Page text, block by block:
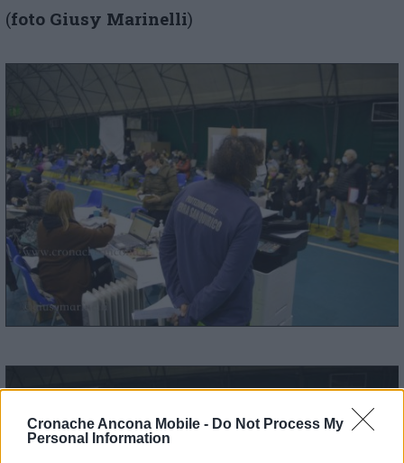
Cronache Ancona Mobile - Do Not Process My
Personal Information
(foto Giusy Marinelli)